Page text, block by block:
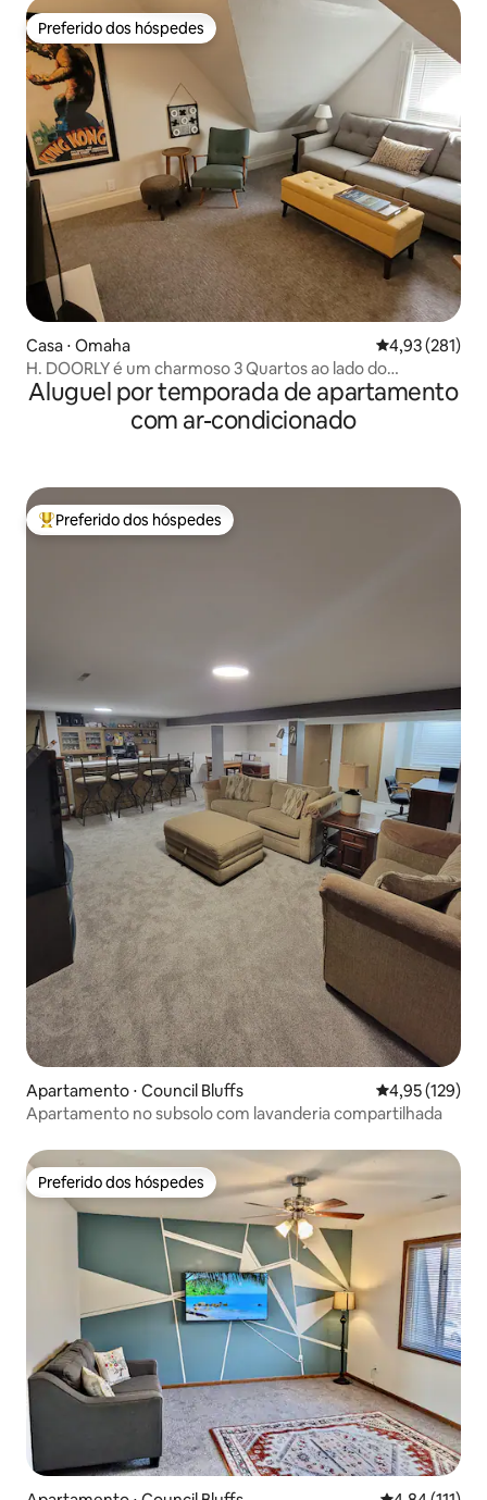
Preferido dos hóspedes
Preferido dos hóspedes
Casa ⋅ Omaha 4,93 de uma
4,93 (281)
H. DOORLY é um charmoso 3 Quartos ao lado do
Zoológico!
Aluguel por temporada de apartamento
com ar-condicionado
Entre os melhores preferidos dos hóspedes
Preferido dos hóspedes
Apartamento ⋅ Council Bluffs 4,95 de uma
4,95 (129)
Apartamento no subsolo com lavanderia compartilhada
Preferido dos hóspedes
Preferido dos hóspedes